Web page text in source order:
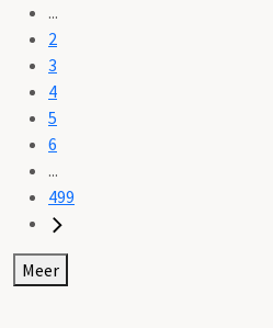
...
2
3
4
5
6
...
499
Meer